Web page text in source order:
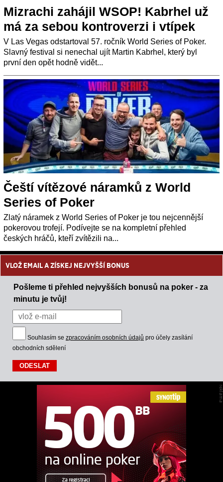
Mizrachi zahájil WSOP! Kabrhel už
má za sebou kontroverzi i vtípek
V Las Vegas odstartoval 57. ročník World Series of Poker.
Slavný festival si nenechal ujít Martin Kabrhel, který byl
první den opět hodně vidět...
Čeští vítězové náramků z World
Series of Poker
Zlatý náramek z World Series of Poker je tou nejcennější
pokerovou trofejí. Podívejte se na kompletní přehled
českých hráčů, kteří zvítězili na...
VLOŽ EMAIL A ZÍSKEJ NEJVYŠŠÍ BONUS
Pošleme ti přehled nejvyšších bonusů na poker - za
minutu je tvůj!
Souhlasím se zpracováním osobních údajů pro účely zasílání
obchodních sdělení